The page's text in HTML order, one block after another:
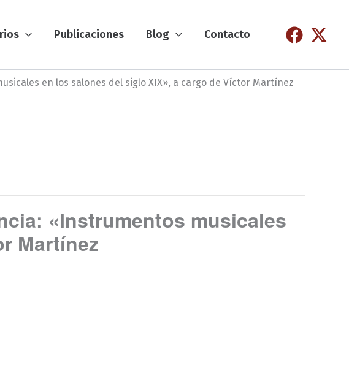
Publicaciones Blog Contacto
en los salones del siglo XIX», a cargo de Víctor Martínez
«Instrumentos musicales
Martínez